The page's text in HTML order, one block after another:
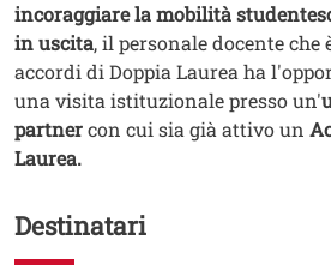
incoraggiare la mobilità
in uscita, il personale docente che
accordi di Doppia Laurea ha
una visita istituzionale presso un'
partnercon cui sia già attivo un
Laurea.
Destinatari